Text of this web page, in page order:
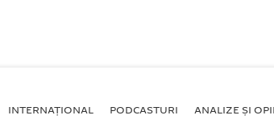
INTERNAȚIONAL PODCASTURI ANALIZE ȘI